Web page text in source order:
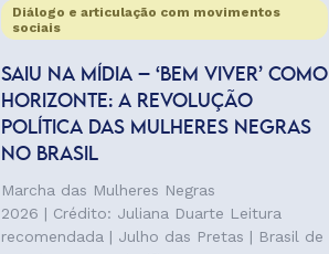
Diálogo e articulação com movimentos
sociais
SAIU NA MÍDIA – ‘BEM VIVER’ COMO
HORIZONTE: A REVOLUÇÃO
POLÍTICA DAS MULHERES NEGRAS
NO BRASIL
Marcha das Mulheres Negras
2026 | Crédito: Juliana Duarte Leitura
recomendada | Julho das Pretas | Brasil de